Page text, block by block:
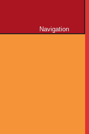
Navigation